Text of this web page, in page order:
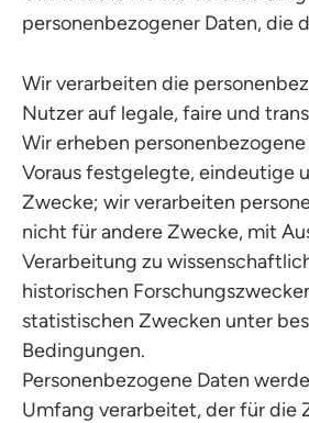
personenbezogener Daten, die
Wir verarbeiten die
Nutzer auf legale, faire und
Wir erheben
Voraus festgelegte, eindeutige
Zwecke; wir verarbeiten
nicht für andere Zwecke, mit
Verarbeitung zu
historischen
statistischen Zwecken unter
Bedingungen.
Personenbezogene Daten
Umfang verarbeitet, der für die